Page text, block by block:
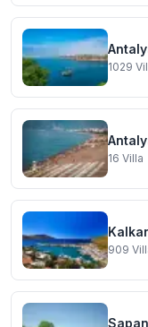
1029
16 Villa
909